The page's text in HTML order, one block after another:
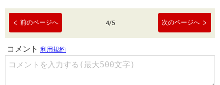
前のページへ 4/5 次のページへ